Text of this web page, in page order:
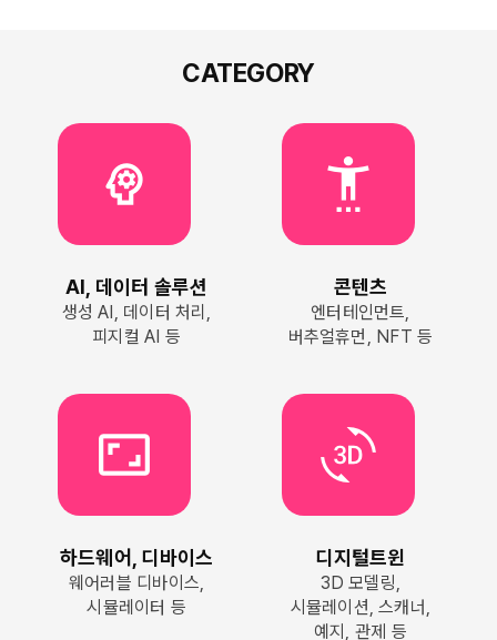
CATEGORY
psychology
AI, 데이터 솔루션
생성 AI, 데이터 처리,
피지컬 AI 등
settings_accessibility
콘텐츠
엔터테인먼트,
버추얼휴먼, NFT 등
aspect_ratio
하드웨어, 디바이스
웨어러블 디바이스,
시뮬레이터 등
3d_rotation
디지털트윈
3D 모델링,
시뮬레이션, 스캐너,
예지, 관제 등